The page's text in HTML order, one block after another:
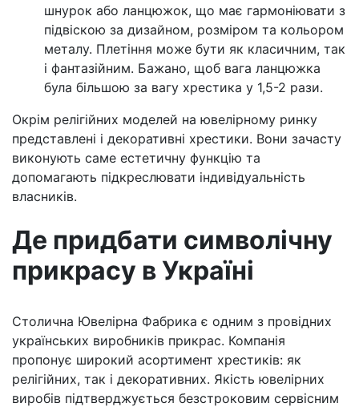
шнурок або ланцюжок, що має гармоніювати з
підвіскою за дизайном, розміром та кольором
металу. Плетіння може бути як класичним, так
і фантазійним. Бажано, щоб вага ланцюжка
була більшою за вагу хрестика у 1,5-2 рази.
Окрім релігійних моделей на ювелірному ринку
представлені і декоративні хрестики. Вони зачасту
виконують саме естетичну функцію та
допомагають підкреслювати індивідуальність
власників.
Де придбати символічну
прикрасу в Україні
Столична Ювелірна Фабрика є одним з провідних
українських виробників прикрас. Компанія
пропонує широкий асортимент хрестиків: як
релігійних, так і декоративних. Якість ювелірних
виробів підтверджується безстроковим сервісним